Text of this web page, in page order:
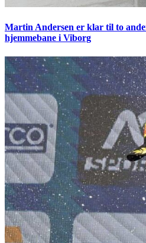
Martin Andersen er klar til to
hjemmebane i Viborg